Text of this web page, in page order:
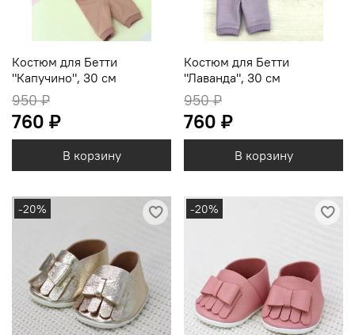
Костюм для Бетти
"Капучино", 30 см
950 ₽
760 ₽
В корзину
Костюм для Бетти
"Лаванда", 30 см
950 ₽
760 ₽
В корзину
-20% -20%